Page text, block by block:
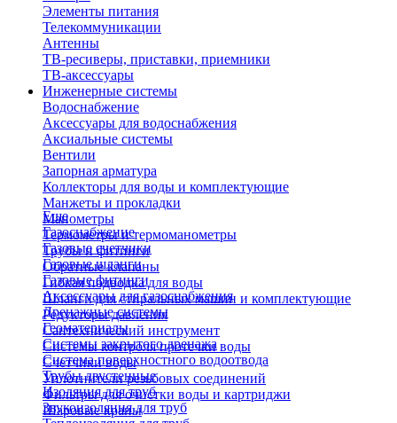
Элементы питания
Телекоммуникации
Антенны
ТВ-ресиверы, приставки, приемники
ТВ-аксессуары
Инженерные системы
Водоснабжение
Аксессуары для водоснабжения
Аксиальные системы
Вентили
Запорная арматура
Коллекторы для воды и комплектующие
Манжеты и прокладки
Манометры
Термометры и термоманометры
Трубы и фитинги
Обратные клапаны
Гибкая подводка для воды
Шланги для стиральных машин и комплектующие
Редукторы давления
Сантехнический инструмент
Системы контроля протечки воды
Счетчики воды
Уплотнители резьбовых соединений
Фильтры для очистки воды и картриджи
Шаровые краны
Еще
Газоснабжение
Газовые счетчики
Газовые шланги
Газовые фитинги
Аксессуары для газоснабжения
Дренажные системы
Геоматериалы
Системы закрытого дренажа
Система поверхностного водоотвода
Трубы двустенные
Изоляция для труб
Звукоизоляция для труб